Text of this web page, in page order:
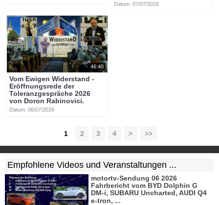
Datum: 07/07/2026
46:40
Vom Ewigen Widerstand -
Eröffnungsrede der
Toleranzgespräche 2026
von Doron Rabinovici.
Datum: 06/07/2026
1 2 3 4 > >>
Empfohlene Videos und Veranstaltungen ...
motortv-Sendung 06 2026
Fahrbericht vom BYD Dolphin G
DM-i, SUBARU Uncharted, AUDI Q4
e-tron, ...